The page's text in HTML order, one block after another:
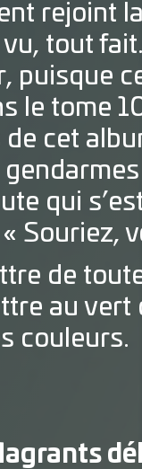
rejoint
tout
puisque
le tome
cet
qui
Souriez,
de
au
couleurs.